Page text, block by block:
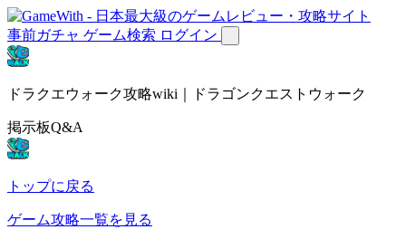
事前ガチャ ゲーム検索 ログイン
ドラクエウォーク攻略wiki｜ドラゴンクエストウォーク
掲示板Q&A
トップに戻る
ゲーム攻略一覧を見る